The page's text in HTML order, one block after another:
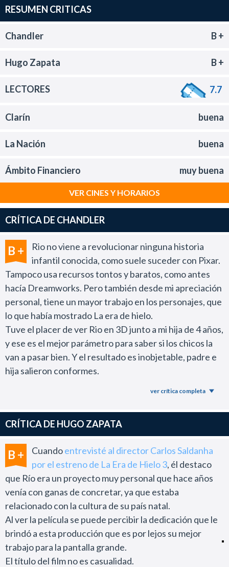
RESUMEN CRITICAS
Chandler B +
Hugo Zapata B +
LECTORES 7.7
Clarín buena
La Nación buena
Ámbito Financiero muy buena
VER CINES Y HORARIOS
CRÍTICA DE CHANDLER
B +
Rio no viene a revolucionar ninguna historia
infantil conocida, como suele suceder con Pixar.
Tampoco usa recursos tontos y baratos, como antes
hacía Dreamworks. Pero también desde mi apreciación
personal, tiene un mayor trabajo en los personajes, que
lo que había mostrado La era de hielo.
Tuve el placer de ver Rio en 3D junto a mi hija de 4 años,
y ese es el mejor parámetro para saber si los chicos la
van a pasar bien. Y el resultado es inobjetable, padre e
hija salieron conformes.
siendo un producto familiar redondo.
En estos casos no vale la pena mayor análisis. Rio es una
gran opción para ver en los cines, y si se puede en 3D
mejor.
ver crítica completa
CRÍTICA DE HUGO ZAPATA
B + Cuandoentrevisté al director Carlos Saldanha
por el estreno de La Era de Hielo 3, él destaco
que Río era un proyecto muy personal que hace años
venía con ganas de concretar, ya que estaba
relacionado con la cultura de su país natal.
Al ver la película se puede percibir la dedicación que le
brindó a esta producción que es por lejos su mejor
trabajo para la pantalla grande.
El título del film no es casualidad.